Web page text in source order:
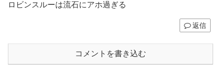
ロビンスルーは流石にアホ過ぎる
返信
コメントを書き込む